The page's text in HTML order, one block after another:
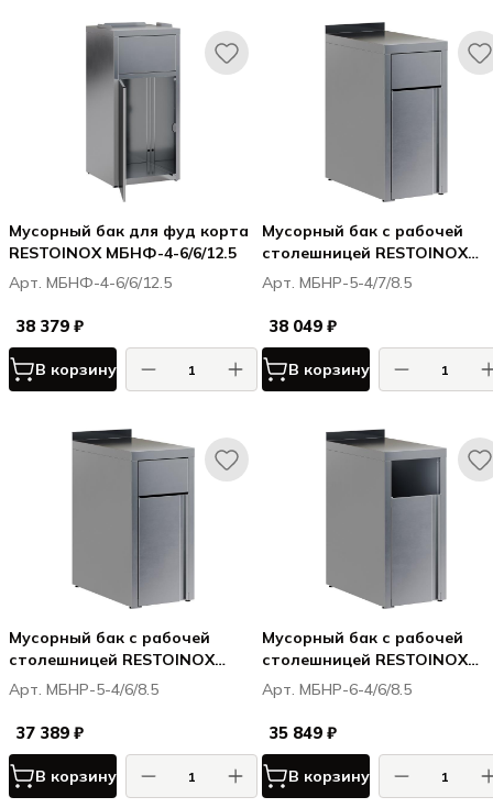
Мусорный бак для фуд корта
RESTOINOX МБНФ-4-6/6/12.5
Арт. МБНФ-4-6/6/12.5
38 379 ₽
В корзину
Мусорный бак с рабочей
столешницей RESTOINOX
МБНР-5-4/7/8.5
Арт. МБНР-5-4/7/8.5
38 049 ₽
В корзину
Мусорный бак с рабочей
столешницей RESTOINOX
МБНР-5-4/6/8.5
Арт. МБНР-5-4/6/8.5
37 389 ₽
В корзину
Мусорный бак с рабочей
столешницей RESTOINOX
МБНР-6-4/6/8.5
Арт. МБНР-6-4/6/8.5
35 849 ₽
В корзину